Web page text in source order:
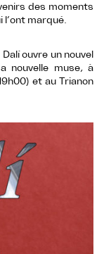
des moments
marqué.
ouvre un nouvel
nouvelle muse, à
et au Trianon